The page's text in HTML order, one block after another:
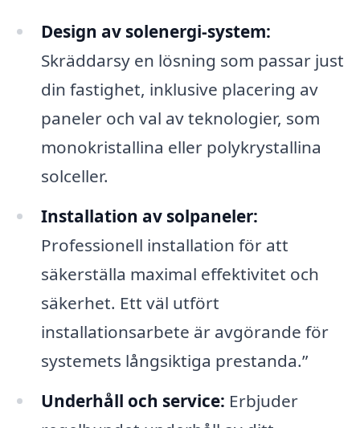
Design av solenergi-system:
Skräddarsy en lösning som passar just
din fastighet, inklusive placering av
paneler och val av teknologier, som
monokristallina eller polykrystallina
solceller.
Installation av solpaneler:
Professionell installation för att
säkerställa maximal effektivitet och
säkerhet. Ett väl utfört
installationsarbete är avgörande för
systemets långsiktiga prestanda.”
Underhåll och service: Erbjuder